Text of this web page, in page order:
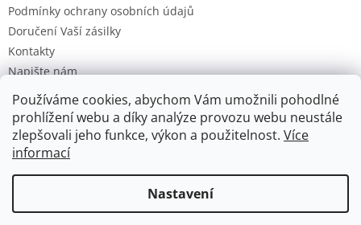
Používáme cookies, abychom Vám umožnili pohodlné
prohlížení webu a díky analýze provozu webu neustále
zlepšovali jeho funkce, výkon a použitelnost. Více
informací
Nastavení
Podmínky ochrany osobních údajů
Doručení Vaší zásilky
Kontakty
Napište nám
Hodnocení obchodu
Moje objednávka